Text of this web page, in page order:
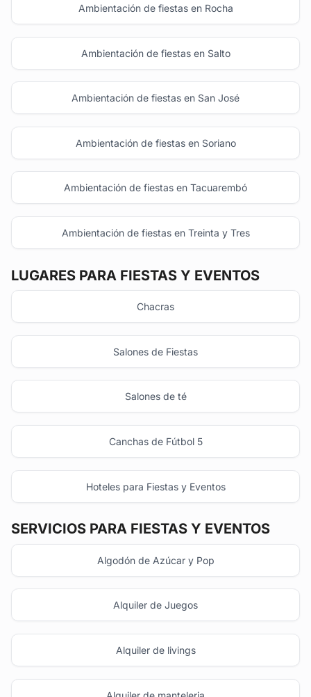
Ambientación de fiestas en Rocha
Ambientación de fiestas en Salto
Ambientación de fiestas en San José
Ambientación de fiestas en Soriano
Ambientación de fiestas en Tacuarembó
Ambientación de fiestas en Treinta y Tres
LUGARES PARA FIESTAS Y EVENTOS
Chacras
Salones de Fiestas
Salones de té
Canchas de Fútbol 5
Hoteles para Fiestas y Eventos
SERVICIOS PARA FIESTAS Y EVENTOS
Algodón de Azúcar y Pop
Alquiler de Juegos
Alquiler de livings